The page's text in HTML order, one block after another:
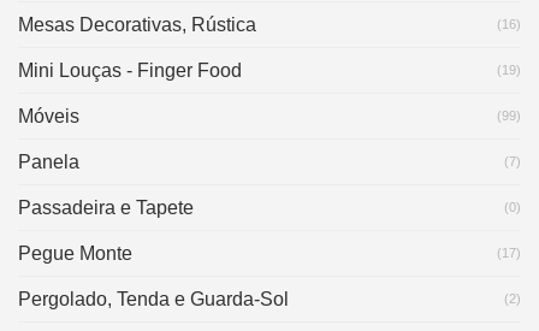
Mesas Decorativas, Rústica (16)
Mini Louças - Finger Food (19)
Móveis (99)
Panela (7)
Passadeira e Tapete (0)
Pegue Monte (17)
Pergolado, Tenda e Guarda-Sol (2)